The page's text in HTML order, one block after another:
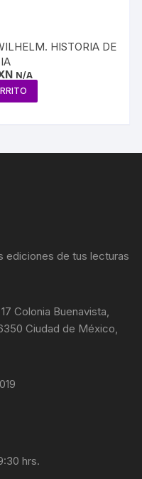
HISTORIA DE
N/A
ediciones de tus lecturas
Colonia Buenavista,
Ciudad de México,
hrs.